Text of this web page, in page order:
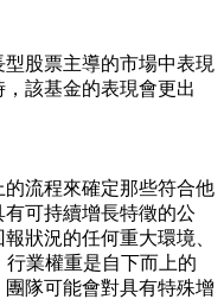
股票主導的市場中表現
該基金的表現會更出
流程來確定那些符合他
可持續增長特徵的公
狀況的任何重大環境、
業權重是自下而上的
隊可能會對具有特殊增